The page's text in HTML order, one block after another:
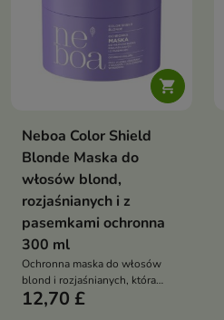

Neboa Color Shield
Blonde Maska do
włosów blond,
rozjaśnianych i z
pasemkami ochronna
300 ml
Ochronna maska do włosów
blond i rozjaśnianych, która
pomaga neutralizować żółte
12,70 £